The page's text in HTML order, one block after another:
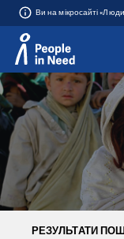
Přeskočit na obsah
Ви на мікросайті
РЕЗУЛЬТАТИ